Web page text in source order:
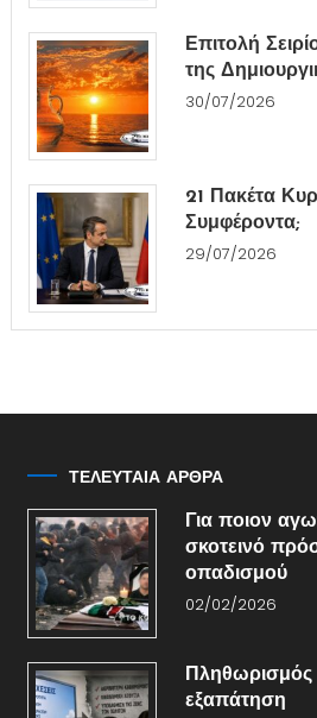
Επιτολή
της
30/07/2026
21 Πακέτα
Συμφέροντα;
29/07/2026
ΤΕΛΕΥΤΑΙΑ ΑΡΘΡΑ
Για ποιον
σκοτεινό
οπαδισμού
02/02/2026
Πληθωρισμός
εξαπάτηση